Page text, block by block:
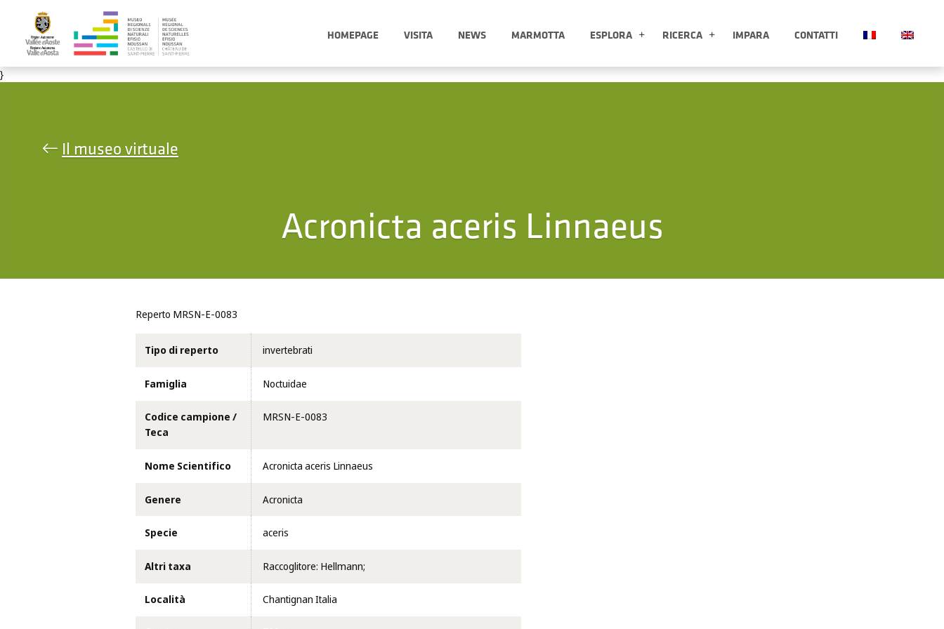
HOMEPAGE VISITA NEWS MARMOTTA ESPLORA RICERCA IMPARA CONTATTI
}
Il museo virtuale
Acronicta aceris Linnaeus
Reperto MRSN-E-0083
Tipo di reperto invertebrati
Famiglia Noctuidae
Codice campione /
Teca
MRSN-E-0083
Nome Scientifico Acronicta aceris Linnaeus
Genere Acronicta
Specie aceris
Altri taxa Raccoglitore: Hellmann;
Località Chantignan Italia